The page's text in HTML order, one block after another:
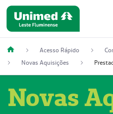
Acesso Rápido
Novas Aquisições
Novas